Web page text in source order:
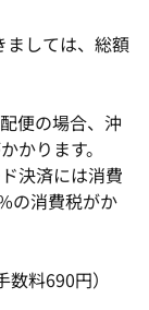
ましては、総額
便の場合、沖
かります。
決済には消費
の消費税がか
料690円）